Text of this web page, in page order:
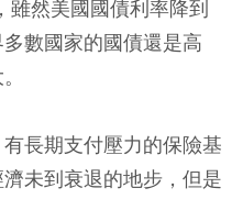
雖然美國國債利率降到
數國家的國債還是高
長期支付壓力的保險基
未到衰退的地步，但是